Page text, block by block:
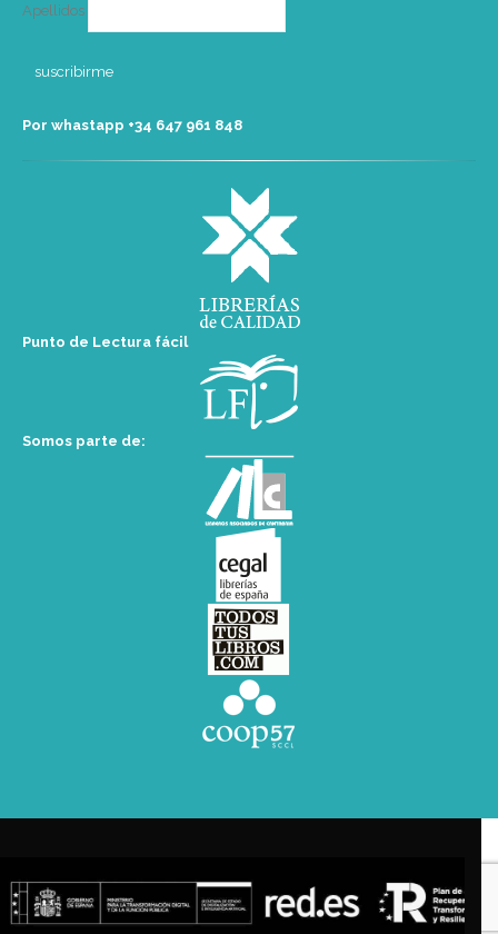
Apellidos
Por whastapp +34 ‭647 961 848‬
Punto de Lectura fácil
Somos parte de: